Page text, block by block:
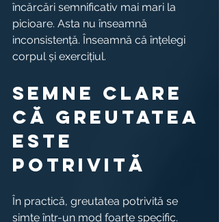
încărcări semnificativ mai mari la
picioare. Asta nu înseamnă
inconsistență. Înseamnă că înțelegi
corpul și exercițiul.
Semne clare
că greutatea
este
potrivită
În practică, greutatea potrivită se
simte într-un mod foarte specific.